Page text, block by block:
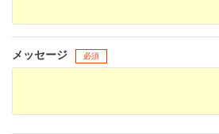
メッセージ 必須